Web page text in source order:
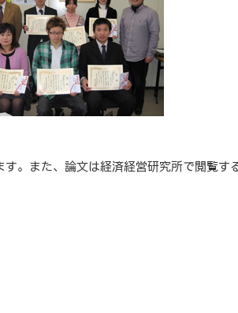
。また、論文は経済経営研究所で閲覧す